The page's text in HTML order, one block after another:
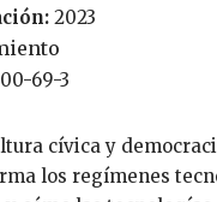
2023
69-3
los regímenes